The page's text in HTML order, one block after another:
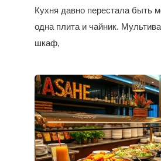
Кухня давно перестала быть
одна плита и чайник.
шкаф,